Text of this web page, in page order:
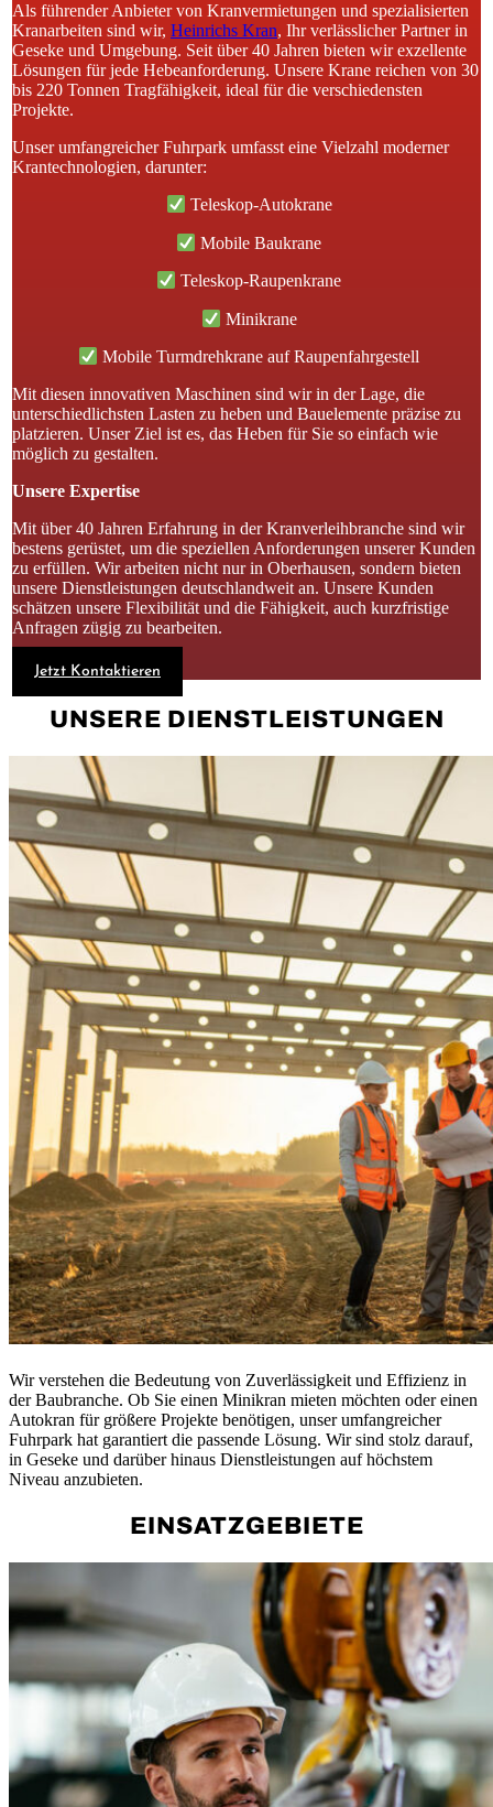
Als führender Anbieter von Kranvermietungen und spezialisierten
Kranarbeiten sind wir, Heinrichs Kran, Ihr verlässlicher Partner in
Geseke und Umgebung. Seit über 40 Jahren bieten wir exzellente
Lösungen für jede Hebeanforderung. Unsere Krane reichen von 30
bis 220 Tonnen Tragfähigkeit, ideal für die verschiedensten
Projekte.
Unser umfangreicher Fuhrpark umfasst eine Vielzahl moderner
Krantechnologien, darunter:
Teleskop-Autokrane
Mobile Baukrane
Teleskop-Raupenkrane
Minikrane
Mobile Turmdrehkrane auf Raupenfahrgestell
Mit diesen innovativen Maschinen sind wir in der Lage, die
unterschiedlichsten Lasten zu heben und Bauelemente präzise zu
platzieren. Unser Ziel ist es, das Heben für Sie so einfach wie
möglich zu gestalten.
Unsere Expertise
Mit über 40 Jahren Erfahrung in der Kranverleihbranche sind wir
bestens gerüstet, um die speziellen Anforderungen unserer Kunden
zu erfüllen. Wir arbeiten nicht nur in Oberhausen, sondern bieten
unsere Dienstleistungen deutschlandweit an. Unsere Kunden
schätzen unsere Flexibilität und die Fähigkeit, auch kurzfristige
Anfragen zügig zu bearbeiten.
Jetzt Kontaktieren
UNSERE DIENSTLEISTUNGEN
Wir verstehen die Bedeutung von Zuverlässigkeit und Effizienz in
der Baubranche. Ob Sie einen Minikran mieten möchten oder einen
Autokran für größere Projekte benötigen, unser umfangreicher
Fuhrpark hat garantiert die passende Lösung. Wir sind stolz darauf,
in Geseke und darüber hinaus Dienstleistungen auf höchstem
Niveau anzubieten.
EINSATZGEBIETE